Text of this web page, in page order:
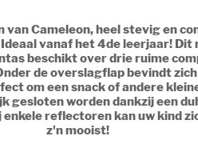
Cameleon, heel stevig en
vanaf het 4de leerjaar!
beschikt over drie ruime
de overslagflap bevindt
om een snack of andere
gesloten worden dankzij een
reflectoren kan uw kind
z'n mooist!